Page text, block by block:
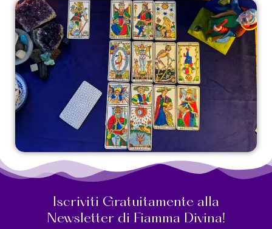
Iscriviti Gratuitamente alla
Newsletter di Fiamma Divina!